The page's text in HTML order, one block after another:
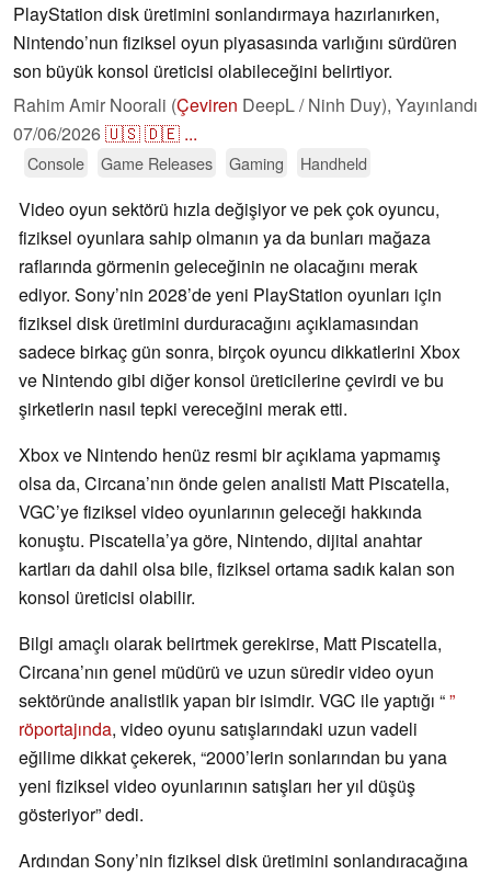
PlayStation disk üretimini sonlandırmaya hazırlanırken,
Nintendo’nun fiziksel oyun piyasasında varlığını sürdüren
son büyük konsol üreticisi olabileceğini belirtiyor.
Rahim Amir Noorali (Çeviren DeepL / Ninh Duy), Yayınlandı
07/06/2026🇺🇸🇩🇪 ...
Console Game Releases Gaming Handheld
Video oyun sektörü hızla değişiyor ve pek çok oyuncu,
fiziksel oyunlara sahip olmanın ya da bunları mağaza
raflarında görmenin geleceğinin ne olacağını merak
ediyor. Sony’nin 2028’de yeni PlayStation oyunları için
fiziksel disk üretimini durduracağını açıklamasından
sadece birkaç gün sonra, birçok oyuncu dikkatlerini Xbox
ve Nintendo gibi diğer konsol üreticilerine çevirdi ve bu
şirketlerin nasıl tepki vereceğini merak etti.
Xbox ve Nintendo henüz resmi bir açıklama yapmamış
olsa da, Circana’nın önde gelen analisti Matt Piscatella,
VGC’ye fiziksel video oyunlarının geleceği hakkında
konuştu. Piscatella’ya göre, Nintendo, dijital anahtar
kartları da dahil olsa bile, fiziksel ortama sadık kalan son
konsol üreticisi olabilir.
Bilgi amaçlı olarak belirtmek gerekirse, Matt Piscatella,
Circana’nın genel müdürü ve uzun süredir video oyun
sektöründe analistlik yapan bir isimdir. VGC ile yaptığı “”
röportajında, video oyunu satışlarındaki uzun vadeli
eğilime dikkat çekerek, “2000’lerin sonlarından bu yana
yeni fiziksel video oyunlarının satışları her yıl düşüş
gösteriyor” dedi.
Ardından Sony’nin fiziksel disk üretimini sonlandıracağına